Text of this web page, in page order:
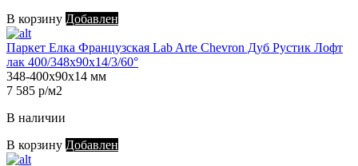
В корзину Добавлен
Паркет Елка Французская Lab Arte Chevron Дуб Рустик Лофт
лак 400/348х90х14/3/60°
348-400х90х14 мм
7 585 р/м2
В наличии
В корзину Добавлен